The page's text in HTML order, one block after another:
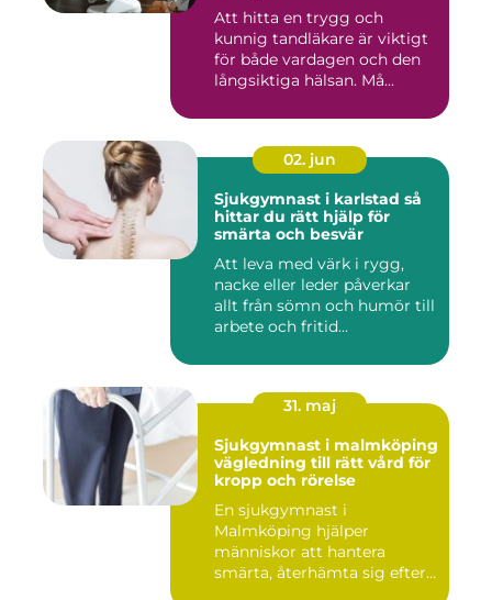
Att hitta en trygg och
kunnig tandläkare är viktigt
för både vardagen och den
långsiktiga hälsan. Må...
02. jun
Sjukgymnast i karlstad så
hittar du rätt hjälp för
smärta och besvär
Att leva med värk i rygg,
nacke eller leder påverkar
allt från sömn och humör till
arbete och fritid...
31. maj
Sjukgymnast i malmköping
vägledning till rätt vård för
kropp och rörelse
En sjukgymnast i
Malmköping hjälper
människor att hantera
smärta, återhämta sig efter